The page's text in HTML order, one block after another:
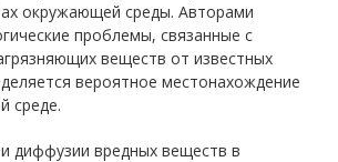
окружающей среды. Авторами
проблемы, связанные с
веществ от известных
вероятное местонахождение
среде.
диффузии вредных веществ в